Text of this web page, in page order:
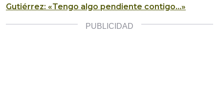
Gutiérrez: «Tengo algo pendiente contigo…»